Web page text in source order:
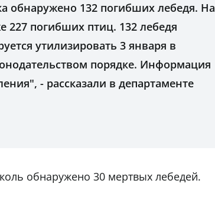
обнаружено 132 погибших лебедя. На
погибших птиц. 132 лебедя
утилизировать 3 января в
порядке. Информация
- рассказали в департаменте
обнаружено 30 мертвых лебедей.